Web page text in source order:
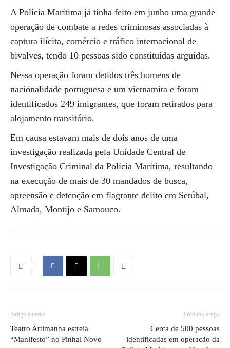
A Polícia Marítima já tinha feito em junho uma grande
operação de combate a redes criminosas associadas à
captura ilícita, comércio e tráfico internacional de
bivalves, tendo 10 pessoas sido constituídas arguidas.
Nessa operação foram detidos três homens de
nacionalidade portuguesa e um vietnamita e foram
identificados 249 imigrantes, que foram retirados para
alojamento transitório.
Em causa estavam mais de dois anos de uma
investigação realizada pela Unidade Central de
Investigação Criminal da Polícia Marítima, resultando
na execução de mais de 30 mandados de busca,
apreensão e detenção em flagrante delito em Setúbal,
Almada, Montijo e Samouco.
Artigo anterior
Teatro Artimanha estreia
“Manifesto” no Pinhal Novo
Próximo artigo
Cerca de 500 pessoas
identificadas em operação da